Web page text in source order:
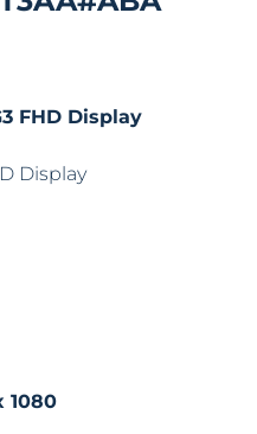
FHD Display
Display
1080